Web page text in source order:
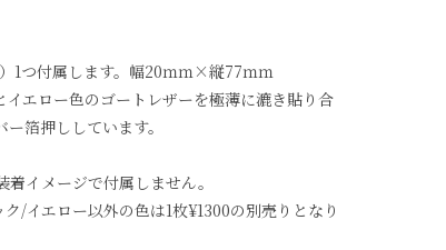
1つ付属します。幅20ｍｍ×縦77ｍｍ
エロー色のゴートレザーを極薄に漉き貼り合
箔押ししています。
イメージで付属しません。
/イエロー以外の色は1枚¥1300の別売りとなり